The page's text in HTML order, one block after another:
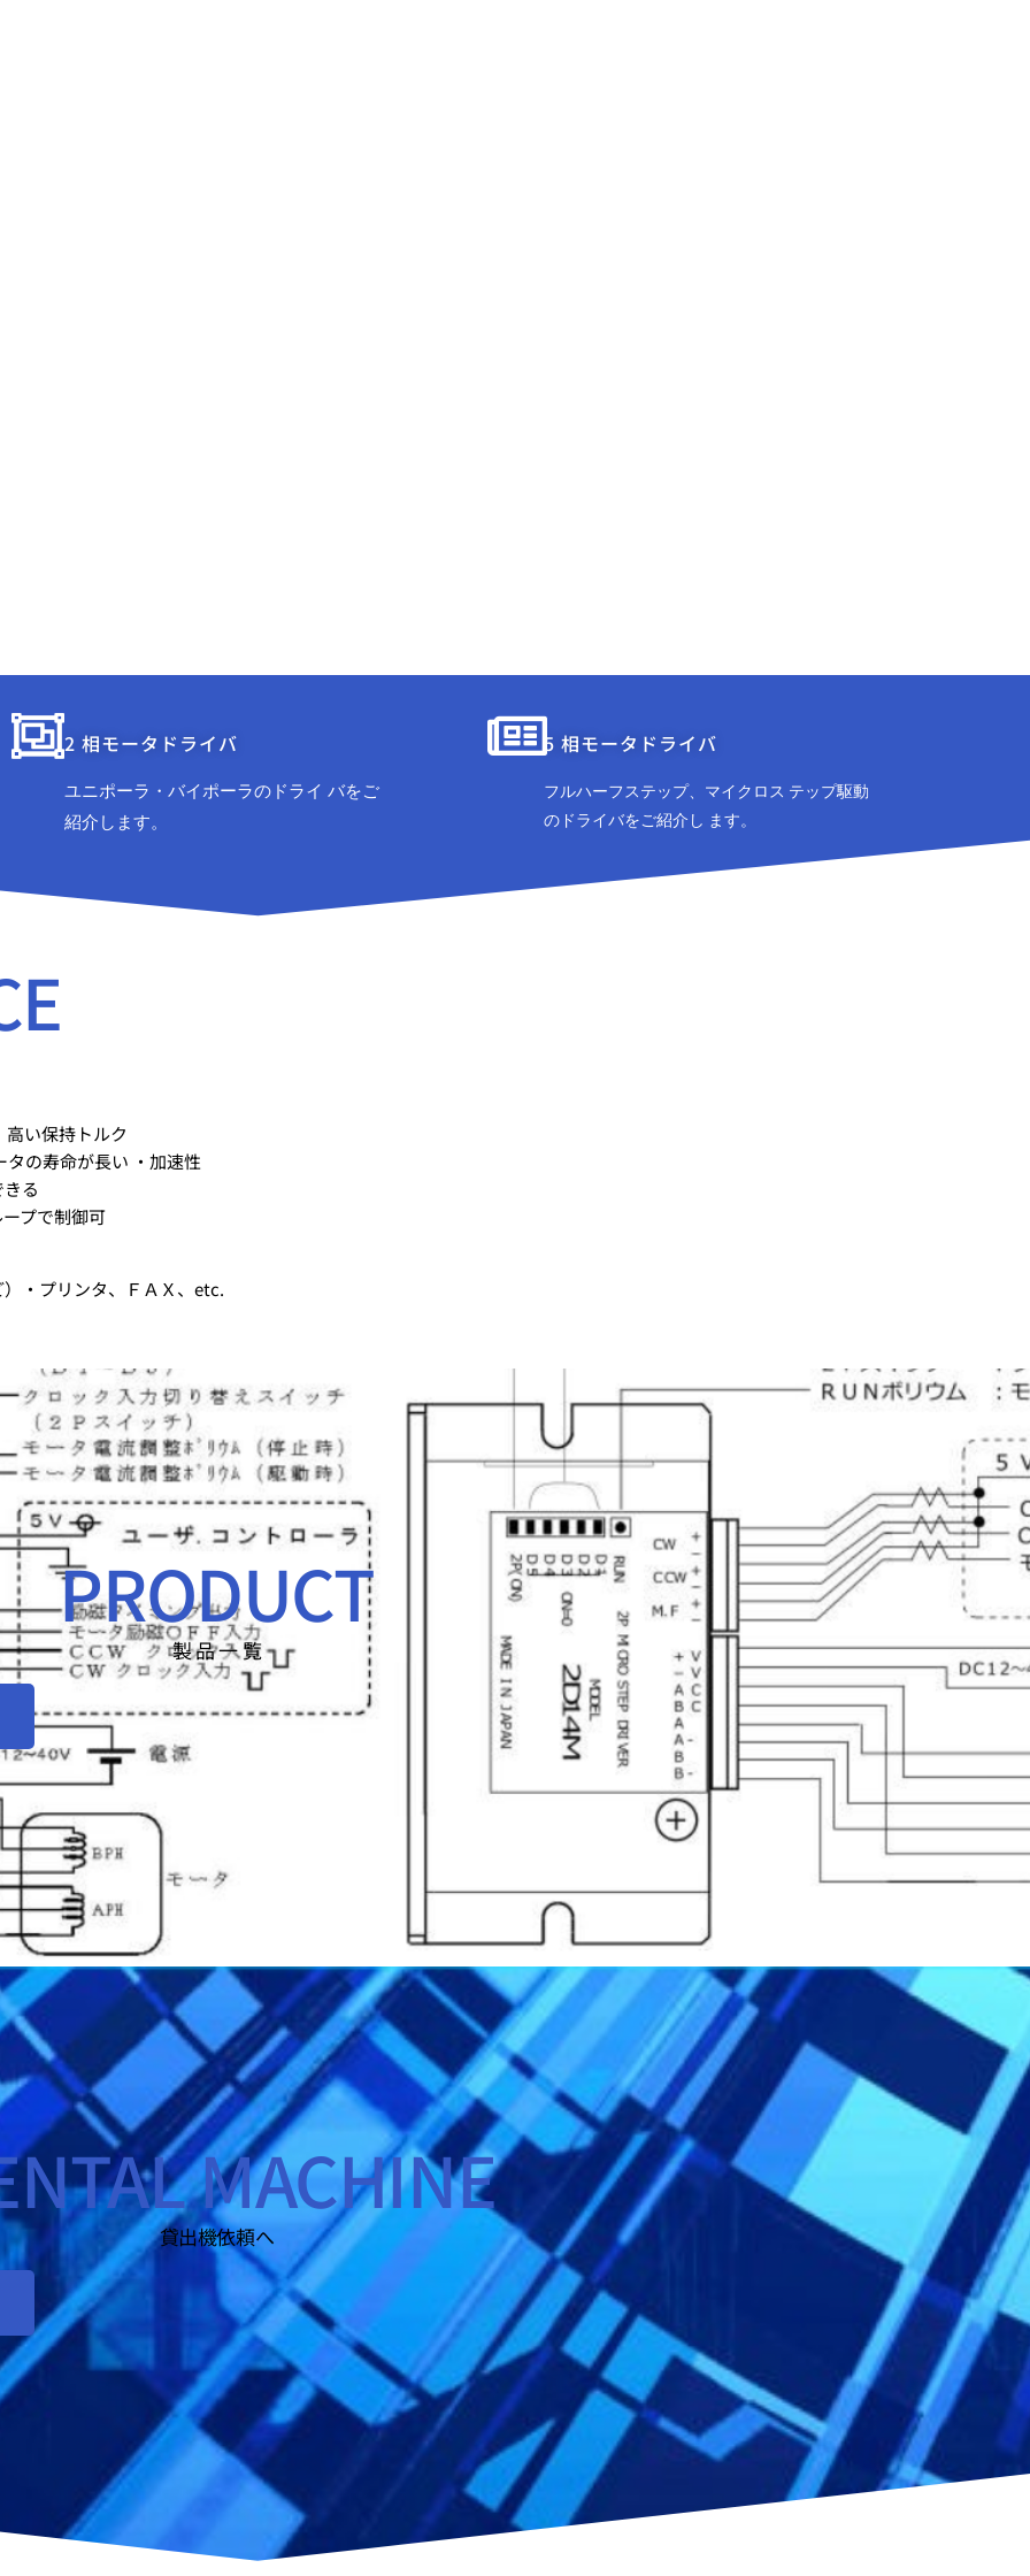
2 相モータドライバ
ユニポーラ・バイポーラのドライ バをご
紹介します。
5 相モータドライバ
フルハーフステップ、マイクロス テップ駆動
のドライバをご紹介し ます。
い保持トルク
の寿命が長い ・加速性
る
プで制御可
・プリンタ、ＦＡＸ、etc.
PRODUCT
製 品 一 覧
MACHINE
貸出機依頼へ